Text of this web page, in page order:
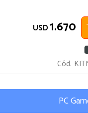
USD1.670
Cód.
PC